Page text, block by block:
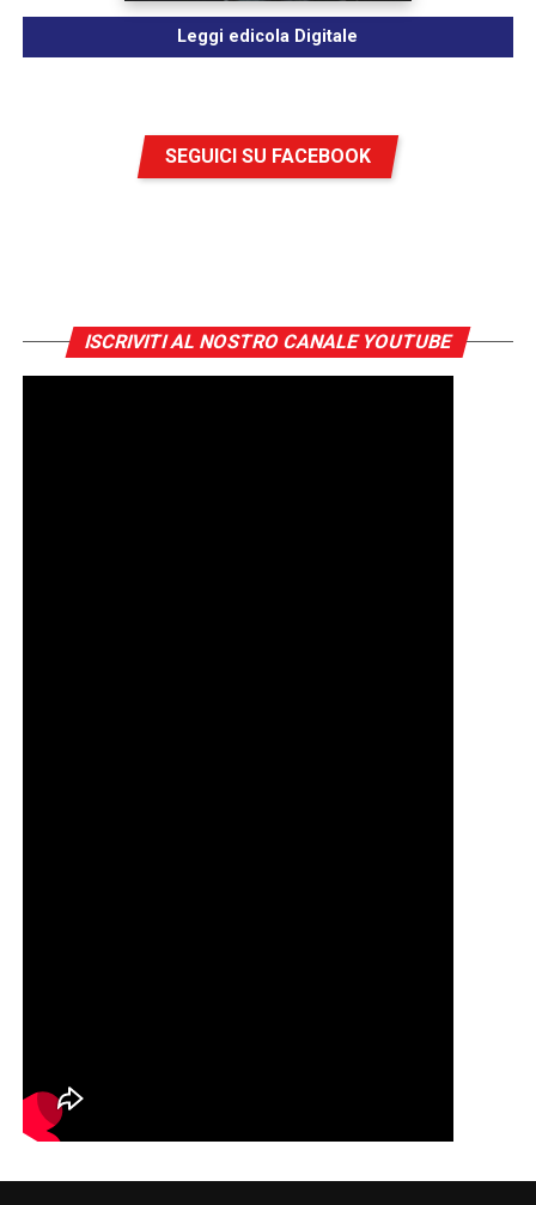
Leggi edicola Digitale
SEGUICI SU FACEBOOK
ISCRIVITI AL NOSTRO CANALE YOUTUBE